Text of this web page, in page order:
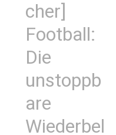
cher]
Football:
Die
unstoppb
are
Wiederbel